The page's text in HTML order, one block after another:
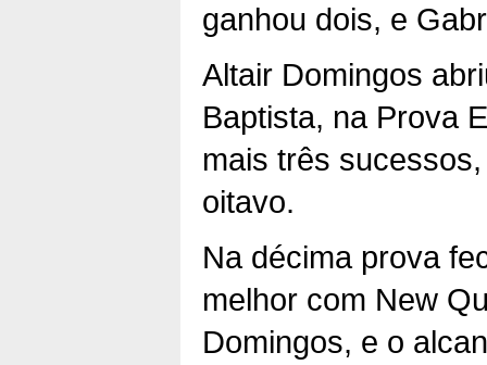
ganhou dois, e
Altair Domingos
Baptista, na Prova
mais três
oitavo.
Na décima prova
melhor com New
Domingos, e o